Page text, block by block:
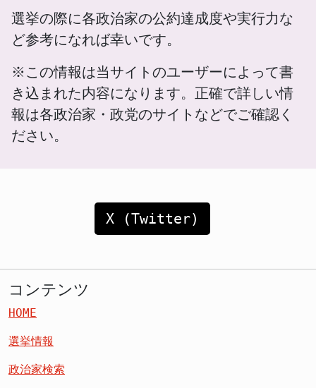
選挙の際に各政治家の公約達成度や実行力な
ど参考になれば幸いです。
※この情報は当サイトのユーザーによって書
き込まれた内容になります。正確で詳しい情
報は各政治家・政党のサイトなどでご確認く
ださい。
X (Twitter)
コンテンツ
HOME
選挙情報
政治家検索